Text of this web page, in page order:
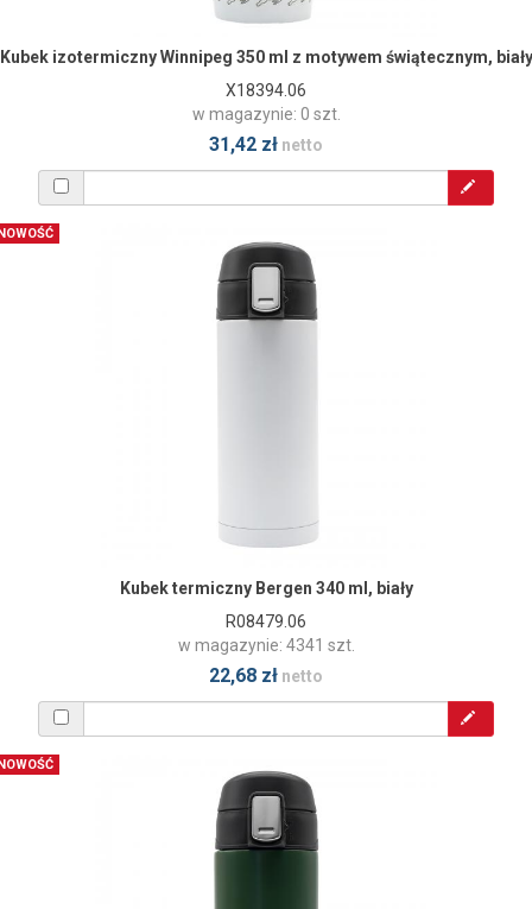
Kubek izotermiczny Winnipeg 350 ml z motywem świątecznym, biały
X18394.06
w magazynie: 0 szt.
31,42 zł netto
Kubek termiczny Bergen 340 ml, biały
R08479.06
w magazynie: 4341 szt.
22,68 zł netto